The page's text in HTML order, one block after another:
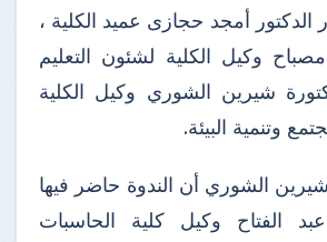
الدكتور أمجد حجازى عميد الكلية ،
وكيل الكلية لشئون التعليم
شيرين الشوري وكيل الكلية
وتنمية البيئة.
الشوري أن الندوة حاضر فيها
الفتاح وكيل كلية الحاسبات